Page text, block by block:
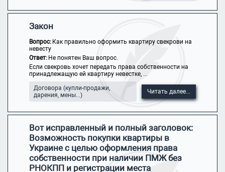
Закон
Вопрос: Как правильно оформить квартиру свекрови на
невесту
Ответ: Не понятен Ваш вопрос.
Если свекровь хочет передать права собственности на
принадлежащую ей квартиру невестке, ...
Договора (купли-продажи,
дарения, мены...)
Читать далее...
Вот исправленный и полный заголовок:
Возможность покупки квартиры в
Украине с целью оформления права
собственности при наличии ПМЖ без
РНОКПП и регистрации места